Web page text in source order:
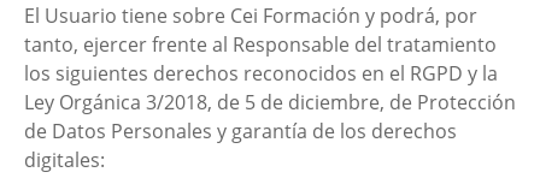
El Usuario tiene sobre Cei Formación y podrá, por
tanto, ejercer frente al Responsable del tratamiento
los siguientes derechos reconocidos en el RGPD y la
Ley Orgánica 3/2018, de 5 de diciembre, de Protección
de Datos Personales y garantía de los derechos
digitales: